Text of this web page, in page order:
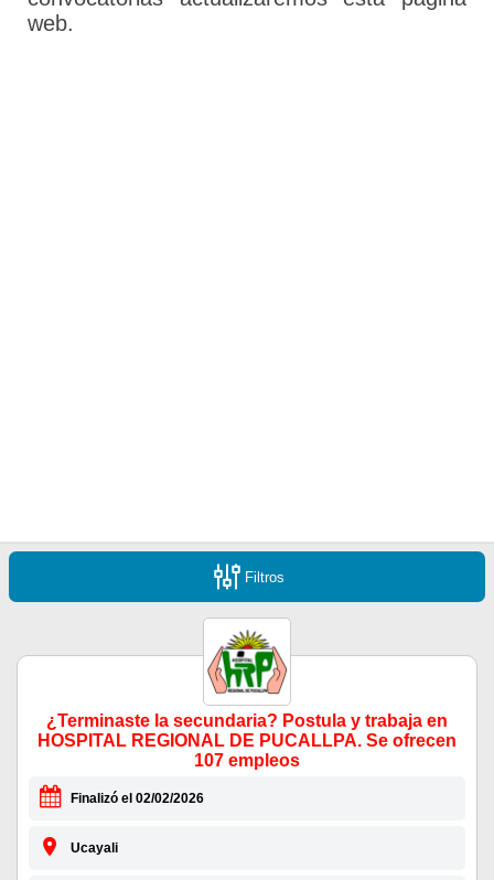
web.
Filtros
¿Terminaste la secundaria? Postula y trabaja en
HOSPITAL REGIONAL DE PUCALLPA. Se ofrecen
107 empleos
Finalizó el 02/02/2026
Ucayali